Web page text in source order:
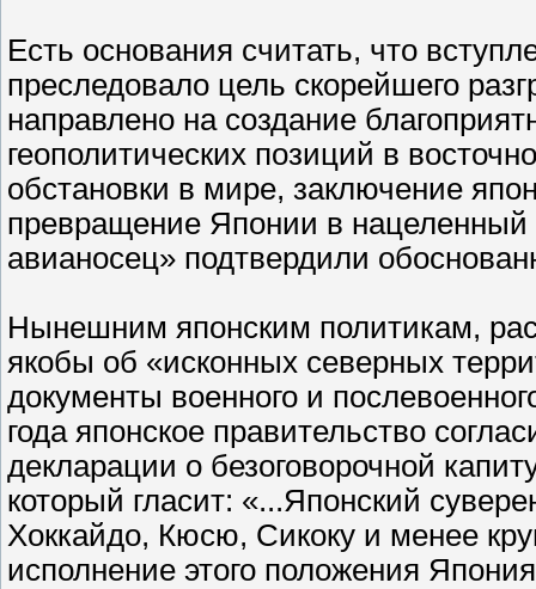
Есть основания считать, что
преследовало цель скорейшего
направлено на создание
геополитических позиций в
обстановки в мире, заключение
превращение Японии в
авианосец» подтвердили
Нынешним японским политикам,
якобы об «исконных северных
документы военного и
года японское правительство
декларации о безоговорочной
который гласит: «...Японский
Хоккайдо, Кюсю, Сикоку и менее
исполнение этого положения